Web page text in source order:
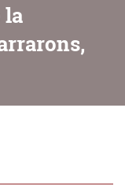
la